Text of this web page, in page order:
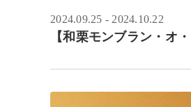
2024.09.25 - 2024.10.22
【和栗モンブラン・オ